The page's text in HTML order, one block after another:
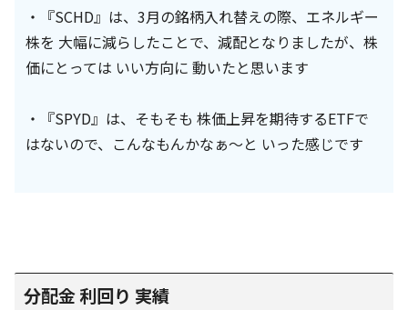
・『SCHD』は、3月の銘柄入れ替えの際、エネルギー
株を 大幅に減らしたことで、減配となりましたが、株
価にとっては いい方向に 動いたと思います
・『SPYD』は、そもそも 株価上昇を期待するETFで
はないので、こんなもんかなぁ～と いった感じです
分配金 利回り 実績